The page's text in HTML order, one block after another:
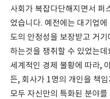
사회가 복잡다단해지면서 퍼
었습니다. 예전에는 대기업
도의 안정성을 보장받고 거기
하는것을 쟁취할 수 있었는
세계적인 경제 불황에 따라,
든, 회사가 1명의 개인을 책
모두 자신만의 특화된 분야